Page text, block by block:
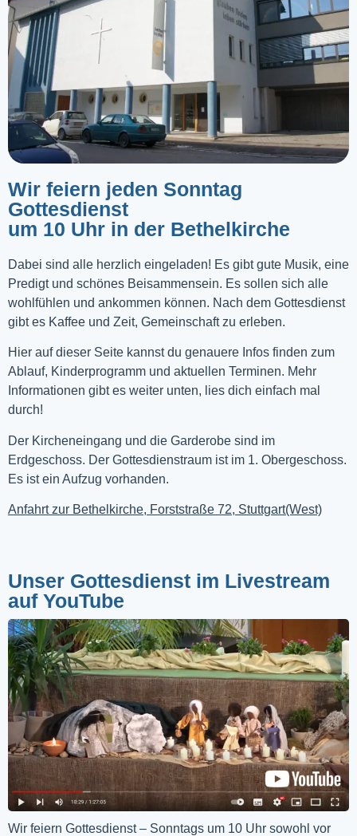
Wir feiern jeden Sonntag
Gottesdienst
um 10 Uhr in der Bethelkirche
Dabei sind alle herzlich eingeladen! Es gibt gute Musik, eine
Predigt und schönes Beisammensein. Es sollen sich alle
wohlfühlen und ankommen können. Nach dem Gottesdienst
gibt es Kaffee und Zeit, Gemeinschaft zu erleben.
Hier auf dieser Seite kannst du genauere Infos finden zum
Ablauf, Kinderprogramm und aktuellen Terminen. Mehr
Informationen gibt es weiter unten, lies dich einfach mal
durch!
Der Kircheneingang und die Garderobe sind im
Erdgeschoss. Der Gottesdienstraum ist im 1. Obergeschoss.
Es ist ein Aufzug vorhanden.
Anfahrt zur Bethelkirche, Forststraße 72, Stuttgart(West)
Unser Gottesdienst im Livestream
auf YouTube
Wir feiern Gottesdienst – Sonntags um 10 Uhr sowohl vor